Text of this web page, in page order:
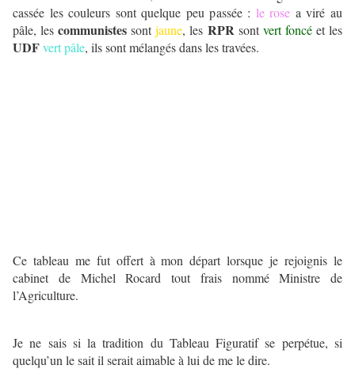
cassée les couleurs sont quelque peu passée : le rose a viré au
pâle, lescommunistessontjaune, les RPR sontvert foncé et les
UDFvert pâle, ils sont mélangés dans les travées.
Ce tableau me fut offert à mon départ lorsque je rejoignis le
cabinet de Michel Rocard tout frais nommé Ministre de
l’Agriculture.
Je ne sais si la tradition du Tableau Figuratif se perpétue, si
quelqu’un le sait il serait aimable à lui de me le dire.